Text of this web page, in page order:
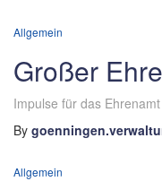
Allgemein
Großer
Impulse für das Ehrenamt
By
Allgemein